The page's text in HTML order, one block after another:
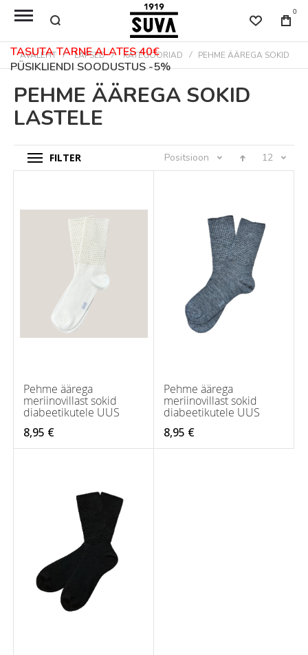
TASUTA TARNE ALATES 40€
PÜSIKLIENDI SOODUSTUS -5%
0
AVALEHT LAPSED KATEGOORIAD PEHME ÄÄREGA SOKID
PEHME ÄÄREGA SOKID
LASTELE
FILTER Positsioon 12
Pehme äärega
meriinovillast sokid
diabeetikutele UUS
8,95 €
Pehme äärega
meriinovillast sokid
diabeetikutele UUS
8,95 €